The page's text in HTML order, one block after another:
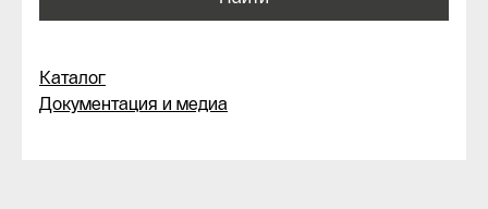
Каталог
Документация и медиа